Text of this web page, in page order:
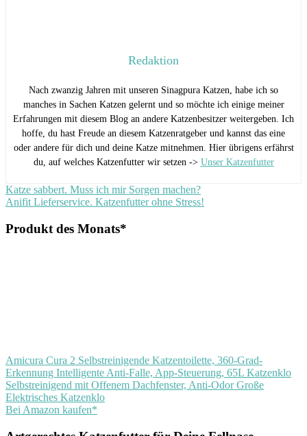
Redaktion
Nach zwanzig Jahren mit unseren Sinagpura Katzen, habe ich so
manches in Sachen Katzen gelernt und so möchte ich einige meiner
Erfahrungen mit diesem Blog an andere Katzenbesitzer weitergeben. Ich
hoffe, du hast Freude an diesem Katzenratgeber und kannst das eine
oder andere für dich und deine Katze mitnehmen. Hier übrigens erfährst
du, auf welches Katzenfutter wir setzen -> Unser Katzenfutter
Baldrian
Katze Katze
wirkt
Beitragsnavigation
Vorheriger
Beitrag:
Katze sabbert. Muss ich mir Sorgen machen?
Nächster
Anifit Lieferservice. Katzenfutter ohne Stress!
Produkt des Monats*
Amicura Cura 2 Selbstreinigende Katzentoilette, 360-Grad-
Erkennung Intelligente Anti-Falle, App-Steuerung, 65L Katzenklo
Selbstreinigend mit Offenem Dachfenster, Anti-Odor Große
Elektrisches Katzenklo
Bei Amazon kaufen*